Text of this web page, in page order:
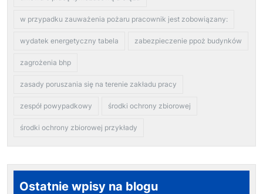
w przypadku zauważenia pożaru pracownik jest zobowiązany:
wydatek energetyczny tabela zabezpieczenie ppoż budynków
zagrożenia bhp
zasady poruszania się na terenie zakładu pracy
zespół powypadkowy środki ochrony zbiorowej
środki ochrony zbiorowej przykłady
Ostatnie wpisy na blogu